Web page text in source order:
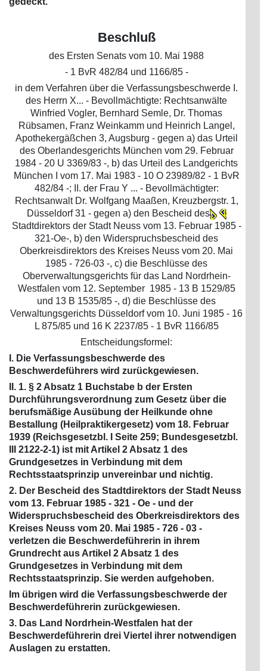
Beschluß
des Ersten Senats vom 10. Mai 1988
- 1 BvR 482/84 und 1166/85 -
in dem Verfahren über die Verfassungsbeschwerde I.
des Herrn X... - Bevollmächtigte: Rechtsanwälte
Winfried Vogler, Bernhard Semle, Dr. Thomas
Rübsamen, Franz Weinkamm und Heinrich Langel,
Apothekergäßchen 3, Augsburg - gegen a) das Urteil
des Oberlandesgerichts München vom 29. Februar
1984 - 20 U 3369/83 -, b) das Urteil des Landgerichts
München I vom 17. Mai 1983 - 10 O 23989/82 - 1 BvR
482/84 -; II. der Frau Y ... - Bevollmächtigter:
Rechtsanwalt Dr. Wolfgang Maaßen, Kreuzbergstr. 1,
Düsseldorf 31 - gegen a) den Bescheid des
Stadtdirektors der Stadt Neuss vom 13. Februar 1985 -
321-Oe-, b) den Widerspruchsbescheid des
Oberkreisdirektors des Kreises Neuss vom 20. Mai
1985 - 726-03 -, c) die Beschlüsse des
Oberverwaltungsgerichts für das Land Nordrhein-
Westfalen vom 12. September 1985 - 13 B 1529/85
und 13 B 1535/85 -, d) die Beschlüsse des
Verwaltungsgerichts Düsseldorf vom 10. Juni 1985 - 16
L 875/85 und 16 K 2237/85 - 1 BvR 1166/85
Entscheidungsformel:
I. Die Verfassungsbeschwerde des
Beschwerdeführers wird zurückgewiesen.
II. 1. § 2 Absatz 1 Buchstabe b der Ersten
Durchführungsverordnung zum Gesetz über die
berufsmäßige Ausübung der Heilkunde ohne
Bestallung (Heilpraktikergesetz) vom 18. Februar
1939 (Reichsgesetzbl. I Seite 259; Bundesgesetzbl.
III 2122-2-1) ist mit Artikel 2 Absatz 1 des
Grundgesetzes in Verbindung mit dem
Rechtsstaatsprinzip unvereinbar und nichtig.
2. Der Bescheid des Stadtdirektors der Stadt Neuss
vom 13. Februar 1985 - 321 - Oe - und der
Widerspruchsbescheid des Oberkreisdirektors des
Kreises Neuss vom 20. Mai 1985 - 726 - 03 -
verletzen die Beschwerdeführerin in ihrem
Grundrecht aus Artikel 2 Absatz 1 des
Grundgesetzes in Verbindung mit dem
Rechtsstaatsprinzip. Sie werden aufgehoben.
Im übrigen wird die Verfassungsbeschwerde der
Beschwerdeführerin zurückgewiesen.
3. Das Land Nordrhein-Westfalen hat der
Beschwerdeführerin drei Viertel ihrer notwendigen
Auslagen zu erstatten.